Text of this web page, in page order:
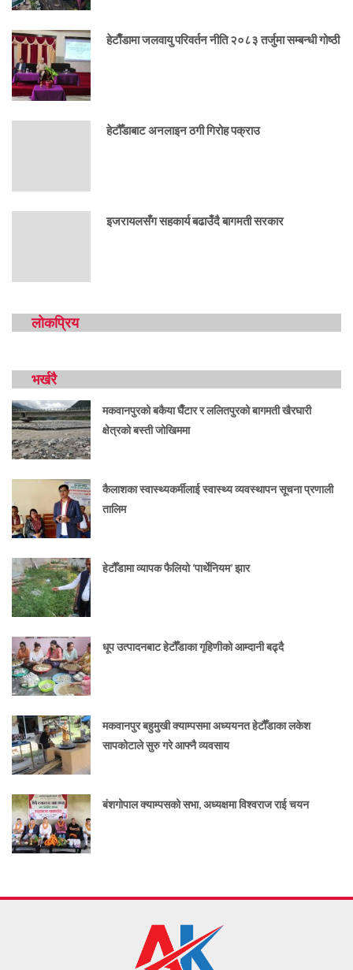
हेटाैँडामा जलवायु परिवर्तन नीति २०८३ तर्जुमा सम्बन्धी गोष्ठी
हेटौँडाबाट अनलाइन ठगी गिरोह पक्राउ
इजरायलसँग सहकार्य बढाउँदै बागमती सरकार
लोकप्रिय
भर्खरै
मकवानपुरको बकैया घैँटार र ललितपुरको बागमती खैरघारी
क्षेत्रको बस्ती जोखिममा
कैलाशका स्वास्थ्यकर्मीलाई स्वास्थ्य व्यवस्थापन सूचना प्रणाली
तालिम
हेटौँडामा व्यापक फैलियो ‘पार्थेनियम’ झार
धूप उत्पादनबाट हेटौँडाका गृहिणीको आम्दानी बढ्दै
मकवानपुर बहुमुखी क्याम्पसमा अध्ययनत हेटौँडाका लकेश
सापकोटाले सुरु गरे आफ्नै व्यवसाय
बंशगोपाल क्याम्पसको सभा, अध्यक्षमा विश्वराज राई चयन